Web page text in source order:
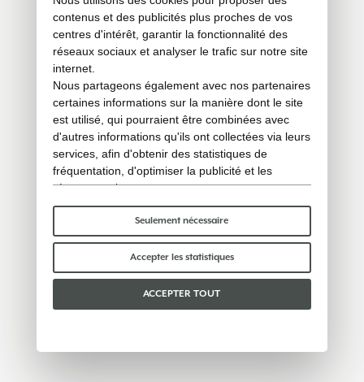
contenus et des publicités plus proches de vos
centres d'intérêt, garantir la fonctionnalité des
réseaux sociaux et analyser le trafic sur notre site
internet.
Nous partageons également avec nos partenaires
certaines informations sur la manière dont le site
est utilisé, qui pourraient être combinées avec
d'autres informations qu'ils ont collectées via leurs
services, afin d'obtenir des statistiques de
fréquentation, d'optimiser la publicité et les
réseaux sociaux.
Certains cookies « techniques » sont
indispensables au bon fonctionnement du site et
ne traitent ni ne partagent aucune donnée
personnelle avec des tiers. Pour en savoir plus,
vous pouvez consulter notrepolitique en matière
Veuillez choisir les cookies que vous acceptez :
Seulement nécessaire
Accepter les statistiques
ACCEPTER TOUT